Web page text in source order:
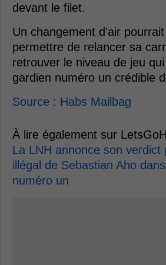
devant le filet.
Un changement d'air
permettre de relancer sa
retrouver le niveau de jeu
gardien numéro un crédible
Source : Habs Mailbag
À lire également sur
La LNH annonce son verdict
illégal de Sebastian Aho
numéro un